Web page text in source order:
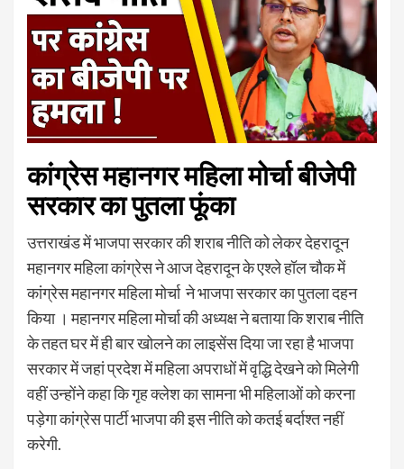
कांग्रेस महानगर महिला मोर्चा बीजेपी
सरकार का पुतला फूंका
उत्तराखंड में भाजपा सरकार की शराब नीति को लेकर देहरादून
महानगर महिला कांग्रेस ने आज देहरादून के एश्ले हॉल चौक में
कांग्रेस महानगर महिला मोर्चा ने भाजपा सरकार का पुतला दहन
किया । महानगर महिला मोर्चा की अध्यक्ष ने बताया कि शराब नीति
के तहत घर में ही बार खोलने का लाइसेंस दिया जा रहा है भाजपा
सरकार में जहां प्रदेश में महिला अपराधों में वृद्धि देखने को मिलेगी
वहीं उन्होंने कहा कि गृह क्लेश का सामना भी महिलाओं को करना
पड़ेगा कांग्रेस पार्टी भाजपा की इस नीति को कतई बर्दाश्त नहीं
करेगी.